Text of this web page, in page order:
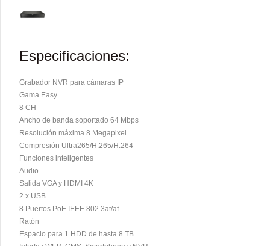
Especificaciones:
Grabador NVR para cámaras IP
Gama Easy
8 CH
Ancho de banda soportado 64 Mbps
Resolución máxima 8 Megapixel
Compresión Ultra265/H.265/H.264
Funciones inteligentes
Audio
Salida VGA y HDMI 4K
2 x USB
8 Puertos PoE IEEE 802.3at/af
Ratón
Espacio para 1 HDD de hasta 8 TB